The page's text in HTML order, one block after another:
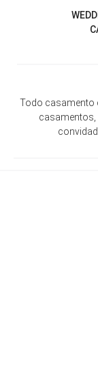
Todo casamento
casamentos,